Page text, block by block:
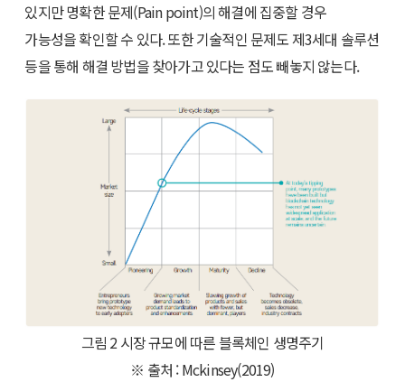
있지만 명확한 문제(Pain point)의 해결에 집중할 경우
가능성을 확인할 수 있다. 또한 기술적인 문제도 제3세대 솔루션
등을 통해 해결 방법을 찾아가고 있다는 점도 빼놓지 않는다.
그림 2 시장 규모에 따른 블록체인 생명주기
※ 출처 : Mckinsey(2019)